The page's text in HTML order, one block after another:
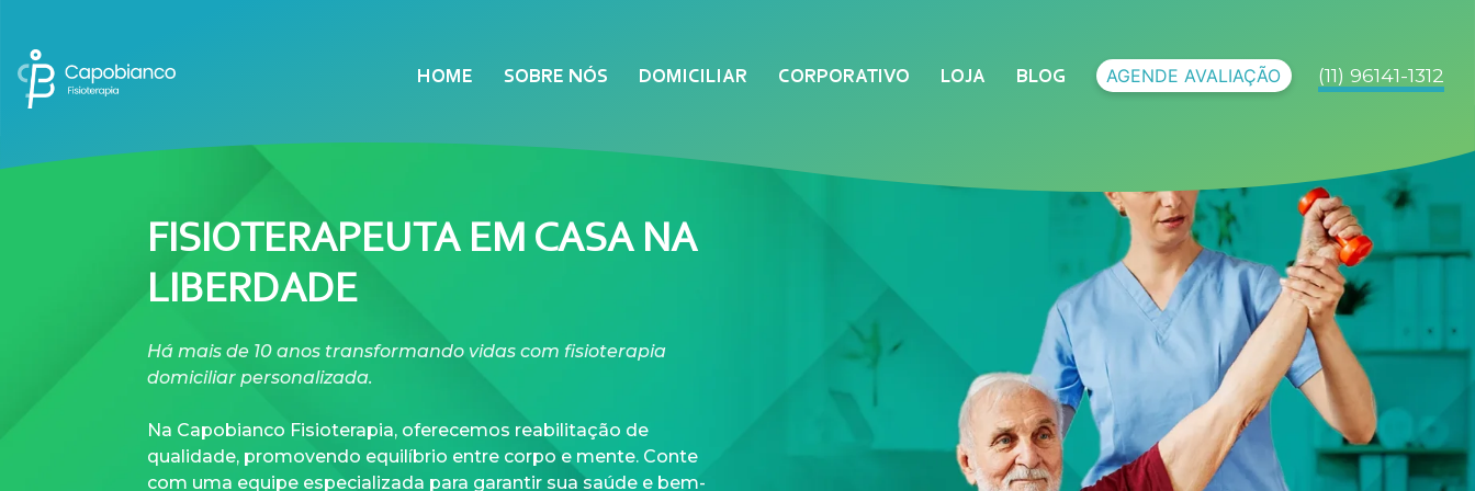
HOME SOBRE NÓS DOMICILIAR CORPORATIVO LOJA BLOG AGENDE AVALIAÇÃO (11) 96141-1312
FISIOTERAPEUTA EM CASA NA
LIBERDADE
Há mais de 10 anos transformando vidas com fisioterapia
domiciliar personalizada.
Na Capobianco Fisioterapia, oferecemos reabilitação de
qualidade, promovendo equilíbrio entre corpo e mente. Conte
com uma equipe especializada para garantir sua saúde e bem-